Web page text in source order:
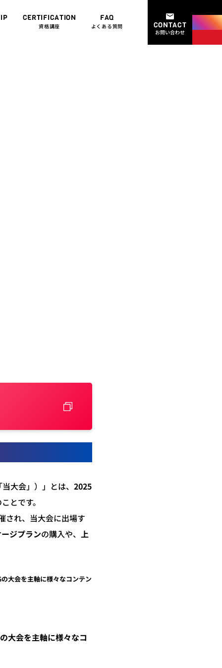
CERTIFICATION
資格講座
FAQ
よくある質問 CONTACT
お問い合わせ
大会」）」とは、 2025
とです。
され、当大会に出場す
ジプランの購入や、 上
大会を主軸に様々なコンテン
大会を主軸に様々なコ